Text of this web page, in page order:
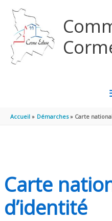
Accueil Démarches Carte
Carte
d’identité